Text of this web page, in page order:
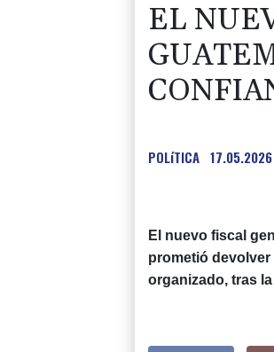
EL
POLíTICA 17.05.2026
El nuevo fiscal
prometió
organizado, tras